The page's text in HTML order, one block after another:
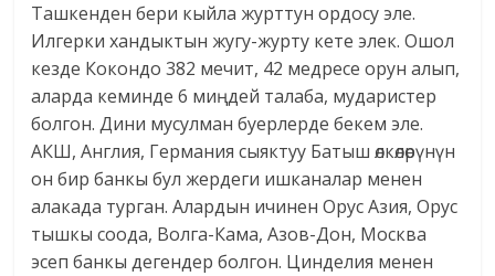
Ташкенден бери кыйла журттун ордосу эле.
Илгерки хандыктын жугу-журту кете элек. Ошол
кезде Кокондо 382 мечит, 42 медресе орун алып,
аларда кеминде 6 миңдей талаба, мударистер
болгон. Дини мусулман буерлерде бекем эле.
АКШ, Англия, Германия сыяктуу Батыш өлкөлөрүнүн
он бир банкы бул жердеги ишканалар менен
алакада турган. Алардын ичинен Орус Азия, Орус
тышкы соода, Волга-Кама, Азов-Дон, Москва
эсеп банкы дегендер болгон. Цинделия менен